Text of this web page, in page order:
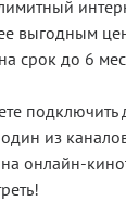
выгодным
срок до 6
подключить
из
онлайн-